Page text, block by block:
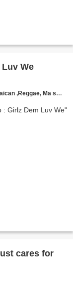
We
Sony, Hollywood, Shaggy Feat. Mavado, Europe
cares for